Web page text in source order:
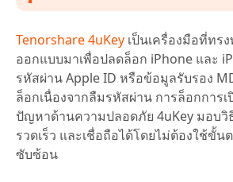
Tenorshare 4uKey เป็นเครื่องมือที่ทร
ออกแบบมาเพื่อปลดล็อก iPhone และ
รหัสผ่าน Apple ID หรือข้อมูลรับรอง
ล็อกเนื่องจากลืมรหัสผ่าน การล็อกการ
ปัญหาด้านความปลอดภัย 4uKey มอบ
รวดเร็ว และเชื่อถือได้โดยไม่ต้องใช้ขั้น
ซับซ้อน